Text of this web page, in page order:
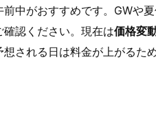
中がおすすめです。GWや
認ください。現在は価格変
される日は料金が上がるた